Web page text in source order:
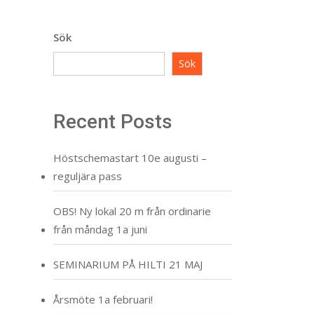
Sök
Sök
Recent Posts
Höstschemastart 10e augusti –
reguljära pass
OBS! Ny lokal 20 m från ordinarie
från måndag 1a juni
SEMINARIUM PÅ HILTI 21 MAJ
Årsmöte 1a februari!